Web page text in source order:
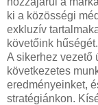
ki a közösségi
exkluzív
követőink hűségét.
A sikerhez vezető
következetes
eredményeinket,
stratégiánkon.